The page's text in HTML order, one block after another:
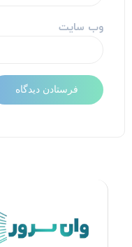
وب‌ سایت